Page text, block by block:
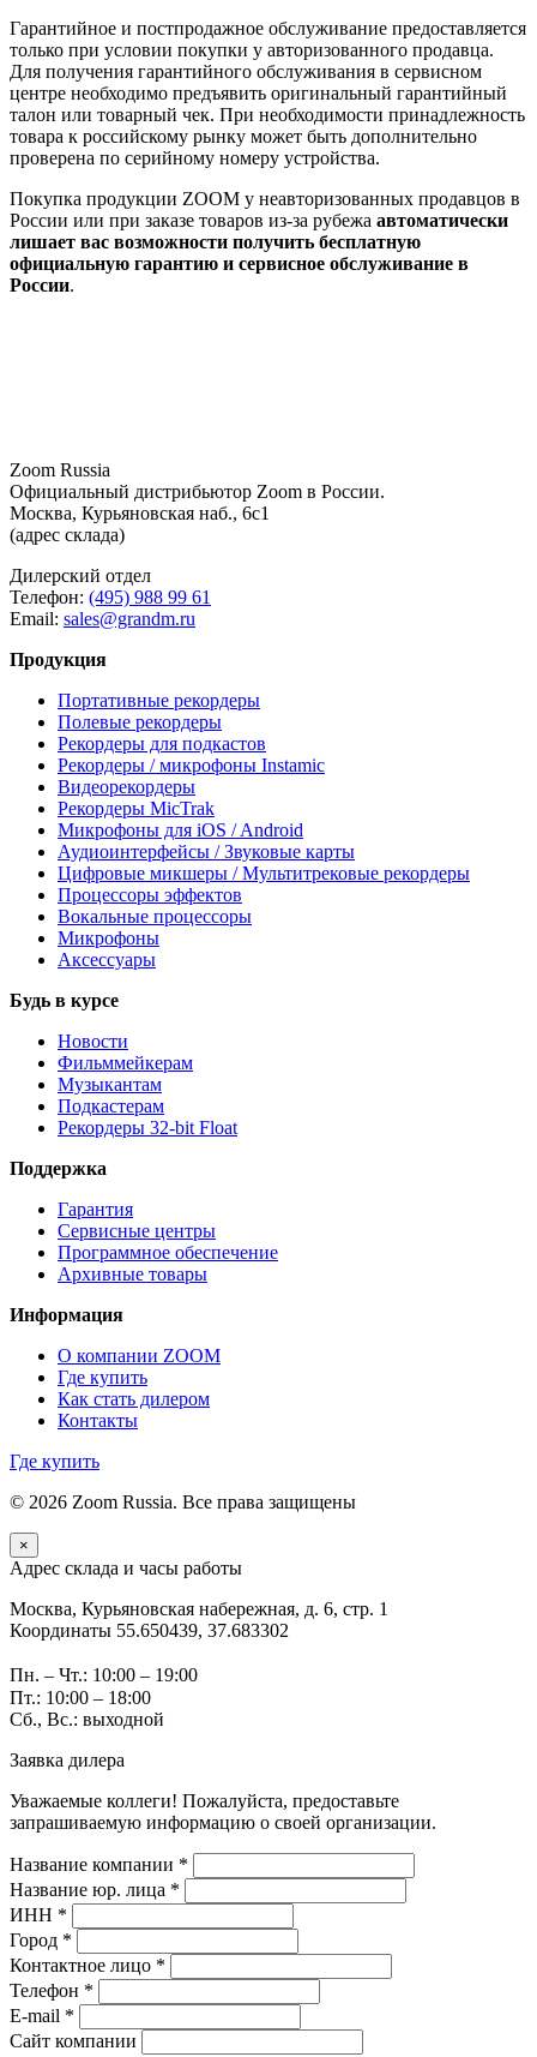
Гарантийное и постпродажное обслуживание предоставляется
только при условии покупки у авторизованного продавца.
Для получения гарантийного обслуживания в сервисном
центре необходимо предъявить оригинальный гарантийный
талон или товарный чек. При необходимости принадлежность
товара к российскому рынку может быть дополнительно
проверена по серийному номеру устройства.
Покупка продукции ZOOM у неавторизованных продавцов в
России или при заказе товаров из-за рубежа автоматически
лишает вас возможности получить бесплатную
официальную гарантию и сервисное обслуживание в
России.
Zoom Russia
Официальный дистрибьютор Zoom в России.
Москва, Курьяновская наб., 6с1
(адрес склада)
Дилерский отдел
Телефон: (495) 988 99 61
Email: sales@grandm.ru
Продукция
Портативные рекордеры
Полевые рекордеры
Рекордеры для подкастов
Рекордеры / микрофоны Instamic
Видеорекордеры
Рекордеры MicTrak
Микрофоны для iOS / Android
Аудиоинтерфейсы / Звуковые карты
Цифровые микшеры / Мультитрековые рекордеры
Процессоры эффектов
Вокальные процессоры
Микрофоны
Аксессуары
Будь в курсе
Новости
Фильммейкерам
Музыкантам
Подкастерам
Рекордеры 32‑bit Float
Поддержка
Гарантия
Сервисные центры
Программное обеспечение
Архивные товары
Информация
О компании ZOOM
Где купить
Как стать дилером
Контакты
Где купить
© 2026 Zoom Russia. Все права защищены
×
Адрес склада и часы работы
Москва, Курьяновская набережная, д. 6, стр. 1
Координаты 55.650439, 37.683302
Пн. – Чт.: 10:00 – 19:00
Пт.: 10:00 – 18:00
Сб., Вс.: выходной
Заявка дилера
Уважаемые коллеги! Пожалуйста, предоставьте
запрашиваемую информацию о своей организации.
Название компании *
Название юр. лица *
ИНН *
Город *
Контактное лицо *
Телефон *
E-mail *
Сайт компании